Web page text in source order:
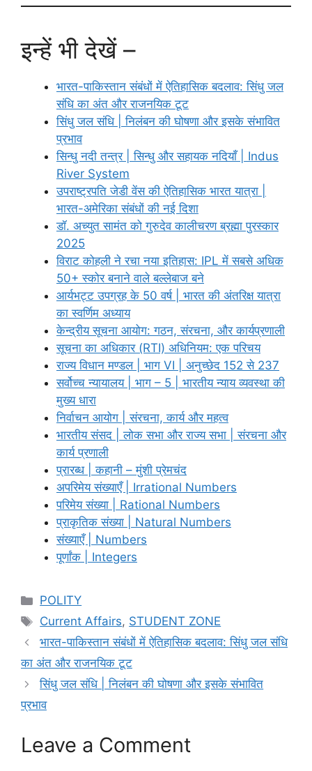
इन्हें भी देखें –
भारत-पाकिस्तान संबंधों में ऐतिहासिक बदलाव: सिंधु जल
संधि का अंत और राजनयिक टूट
सिंधु जल संधि | निलंबन की घोषणा और इसके संभावित
प्रभाव
सिन्धु नदी तन्त्र | सिन्धु और सहायक नदियाँ | Indus
River System
उपराष्ट्रपति जेडी वेंस की ऐतिहासिक भारत यात्रा |
भारत-अमेरिका संबंधों की नई दिशा
डॉ. अच्युत सामंत को गुरुदेव कालीचरण ब्रह्मा पुरस्कार
2025
विराट कोहली ने रचा नया इतिहास: IPL में सबसे अधिक
50+ स्कोर बनाने वाले बल्लेबाज बने
आर्यभट्ट उपग्रह के 50 वर्ष | भारत की अंतरिक्ष यात्रा
का स्वर्णिम अध्याय
केन्द्रीय सूचना आयोग: गठन, संरचना, और कार्यप्रणाली
सूचना का अधिकार (RTI) अधिनियम: एक परिचय
राज्य विधान मण्डल | भाग VI | अनुच्छेद 152 से 237
सर्वोच्च न्यायालय | भाग – 5 | भारतीय न्याय व्यवस्था की
मुख्य धारा
निर्वाचन आयोग | संरचना, कार्य और महत्व
भारतीय संसद | लोक सभा और राज्य सभा | संरचना और
कार्य प्रणाली
प्रारब्ध | कहानी – मुंशी प्रेमचंद
अपरिमेय संख्याएँ | Irrational Numbers
परिमेय संख्या | Rational Numbers
प्राकृतिक संख्या | Natural Numbers
संख्याएँ | Numbers
पूर्णांक | Integers
Categories
POLITY
Tags
Current Affairs, STUDENT ZONE
भारत-पाकिस्तान संबंधों में ऐतिहासिक बदलाव: सिंधु जल संधि
का अंत और राजनयिक टूट
सिंधु जल संधि | निलंबन की घोषणा और इसके संभावित
प्रभाव
Leave a Comment